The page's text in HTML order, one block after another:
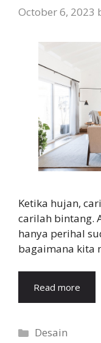
October 6, 2023
Ketika hujan,
carilah bintang.
hanya perihal
bagaimana kita
Read more
Categories
Desain